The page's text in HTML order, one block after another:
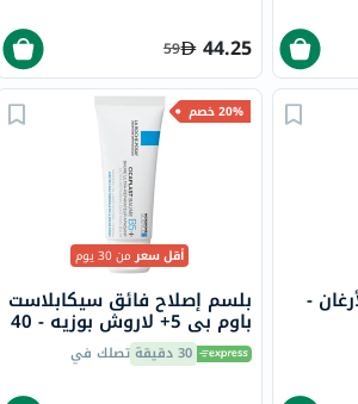
44.25
59
-
20% خصم
أقل سعرمن 30 يوم
بلسم إصلاح فائق سيكابلاست
باوم بي 5+ لاروش بوزيه - 40
مل 30 دقيقة تصلك في